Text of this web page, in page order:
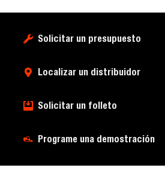
Solicitar un presupuesto
Localizar un distribuidor
Solicitar un folleto
Programe una demostración